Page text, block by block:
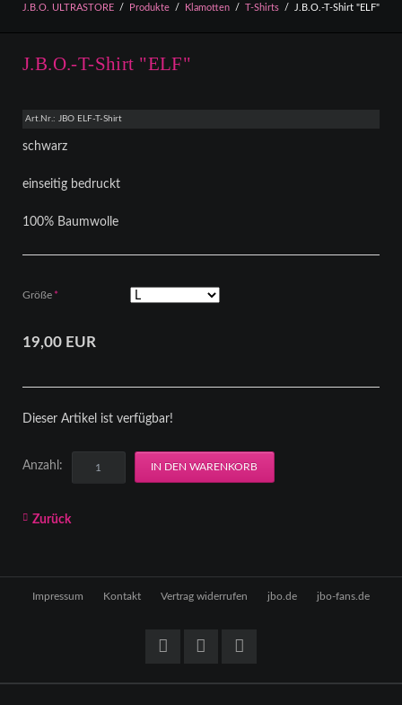
J.B.O. ULTRASTORE Produkte Klamotten T-Shirts J.B.O.-T-Shirt "ELF"
J.B.O.-T-Shirt "ELF"
Art.Nr.: JBO ELF-T-Shirt
schwarz
einseitig bedruckt
100% Baumwolle
Pflichtfeld
Größe *
19,00 EUR
Dieser Artikel ist verfügbar!
Anzahl:
Zurück
Impressum Kontakt Vertrag widerrufen jbo.de jbo-fans.de